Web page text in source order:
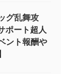
グ乱舞攻
ポート超人
ント報酬や